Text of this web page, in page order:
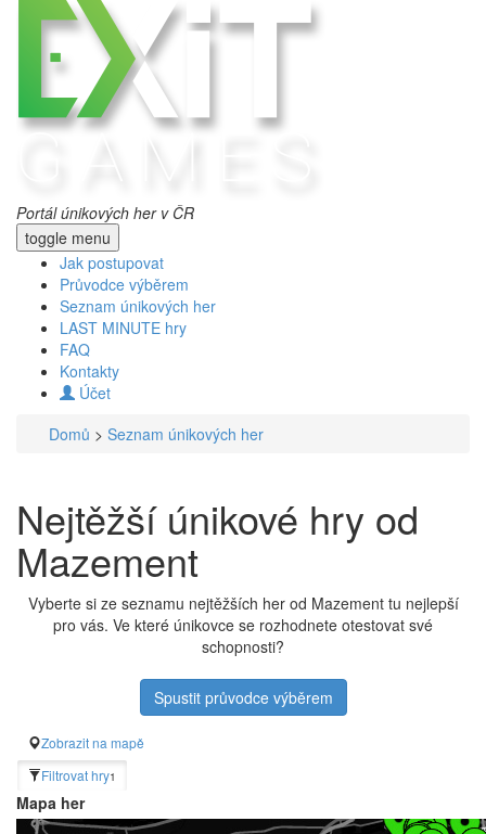
Portál únikových her v ČR
toggle menu
Jak postupovat
Průvodce výběrem
Seznam únikových her
LAST MINUTE hry
FAQ
Kontakty
Účet
Domů > Seznam únikových her
Nejtěžší únikové hry od
Mazement
Vyberte si ze seznamu nejtěžších her od Mazement tu nejlepší
pro vás. Ve které únikovce se rozhodnete otestovat své
schopnosti?
Spustit průvodce výběrem
Zobrazit na mapě
Filtrovat hry1
Mapa her